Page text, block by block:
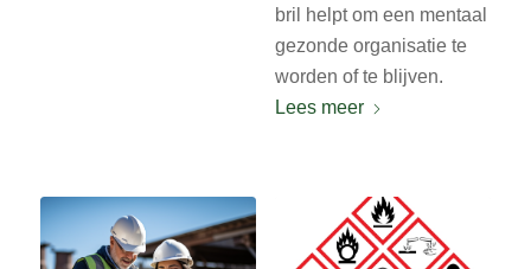
bril helpt om een mentaal
gezonde organisatie te
worden of te blijven.
Lees meer